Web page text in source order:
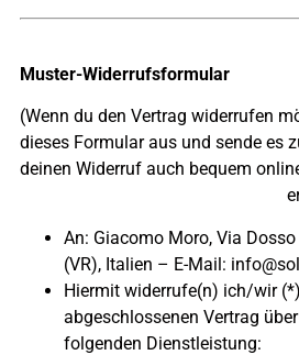
Muster-Widerrufsformular
(Wenn du den Vertrag widerrufen
dieses Formular aus und sende es
deinen Widerruf auch bequem
An: Giacomo Moro, Via
(VR), Italien – E-Mail:
Hiermit widerrufe(n) ich/wir
abgeschlossenen Vertrag
folgenden Dienstleistung: